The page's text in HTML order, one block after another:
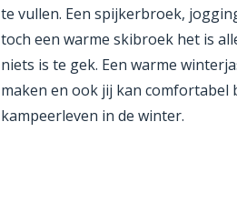
te vullen. Een spijkerbroek,
toch een warme skibroek het is
niets is te gek. Een warme
maken en ook jij kan
kampeerleven in de winter.